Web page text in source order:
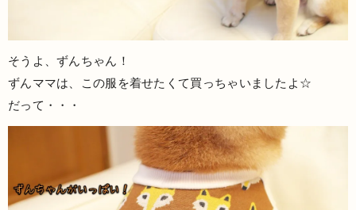
そうよ、ずんちゃん！
ずんママは、この服を着せたくて買っちゃいましたよ☆
だって・・・